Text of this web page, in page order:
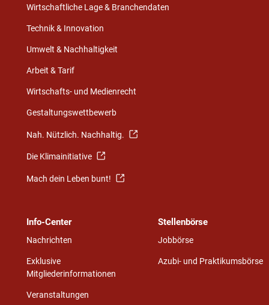
Wirtschaftliche Lage & Branchendaten
Technik & Innovation
Umwelt & Nachhaltigkeit
Arbeit & Tarif
Wirtschafts- und Medienrecht
Gestaltungswettbewerb
Nah. Nützlich. Nachhaltig.
Die Klimainitiative
Mach dein Leben bunt!
Info-Center
Nachrichten
Exklusive
Mitgliederinformationen
Veranstaltungen
Stellenbörse
Jobbörse
Azubi- und Praktikumsbörse